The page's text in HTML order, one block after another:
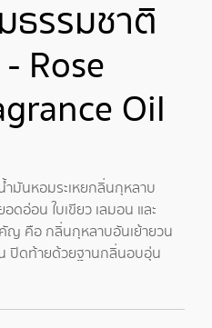
ธรรมชาติ
Rose
Oil
มันหอมระเหยกลิ่นกุหลาบ
อ่อน ใบเขียว เลมอน และ
คัญ คือ กลิ่นกุหลาบอันเย้ายวน
น ปิดท้ายด้วยฐานกลิ่นอบอุ่น